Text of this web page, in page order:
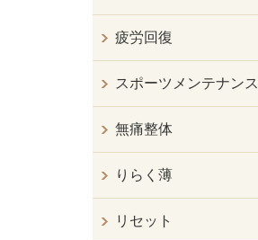
疲労回復
スポーツメンテナンス
無痛整体
りらく薄
リセット